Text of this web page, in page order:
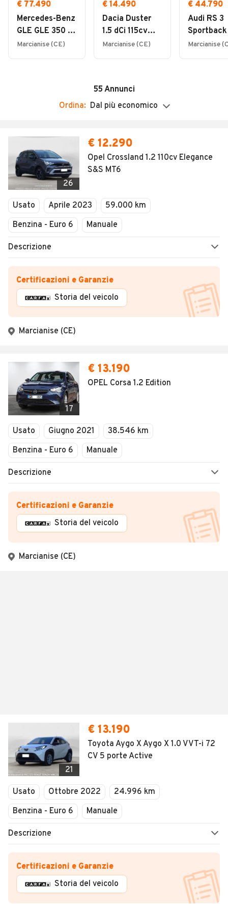
Chiuso
Altre informazioni
www.blucarsrl.it
Rivendita Motorini/Scooter
Perizia moto incidentate
Vendita per telefono
Installazione impianto di condizionamento
Finanziamenti
Verniciatura e rivestimenti plastici
Carenatura / Riparazioni
Riparazione motori
€ 77.490
Mercedes-Benz
GLE GLE 350 de
4M EQ AMG
Marcianise (CE)
€ 14.490
Dacia Duster
1.5 dCi 115cv
4x2 Expression
Marcianise (CE)
€ 44.790
Audi RS 3
Sportback
quattro S
Marcianise
55 Annunci
Ordina: Dal più economico
26
€ 12.290
Opel Crossland 1.2 110cv Elegance
S&S MT6
Usato Aprile 2023
59.000 km
Benzina - Euro 6
Manuale
Descrizione
Certificazioni e Garanzie
Storia del veicolo
Marcianise (CE)
17
€ 13.190
OPEL Corsa 1.2 Edition
Usato Giugno 2021
38.546 km
Benzina - Euro 6
Manuale
Descrizione
Certificazioni e Garanzie
Storia del veicolo
Marcianise (CE)
21
€ 13.190
Toyota Aygo X Aygo X 1.0 VVT-i 72
CV 5 porte Active
Usato Ottobre 2022
24.996 km
Benzina - Euro 6
Manuale
Descrizione
Certificazioni e Garanzie
Storia del veicolo